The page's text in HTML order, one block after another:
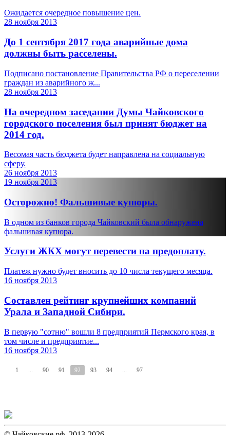
Ожидается очередное повышение цен.
28 ноября 2013
До 1 сентября 2017 года аварийные дома
должны быть расселены.
Подписано постановление Правительства РФ о переселении
граждан из аварийного ж...
28 ноября 2013
На очередном заседании Думы Чайковского
городского поселения был принят бюджет на
2014 год.
Весомая часть бюджета будет направлена на социальную
сферу.
26 ноября 2013
19 ноября 2013
Осторожно! Фальшивые купюры.
В одном из банков города Чайковский была обнаружена
фальшивая купюра.
Услуги ЖКХ могут перевести на предоплату.
Платеж нужно будет вносить до 10 числа текущего месяца.
16 ноября 2013
Составлен рейтинг крупнейших компаний
Урала и Западной Сибири.
В первую "сотню" вошли 8 предприятий Пермского края, в
том числе и предприятие...
16 ноября 2013
1 90 91 92 93 94 97